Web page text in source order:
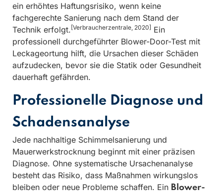
ein erhöhtes Haftungsrisiko, wenn keine
fachgerechte Sanierung nach dem Stand der
Technik erfolgt. [Verbraucherzentrale, 2020] Ein
professionell durchgeführter Blower-Door-Test mit
Leckageortung hilft, die Ursachen dieser Schäden
aufzudecken, bevor sie die Statik oder Gesundheit
dauerhaft gefährden.
Professionelle Diagnose und
Schadensanalyse
Jede nachhaltige Schimmelsanierung und
Mauerwerkstrocknung beginnt mit einer präzisen
Diagnose. Ohne systematische Ursachenanalyse
besteht das Risiko, dass Maßnahmen wirkungslos
bleiben oder neue Probleme schaffen. Ein Blower-